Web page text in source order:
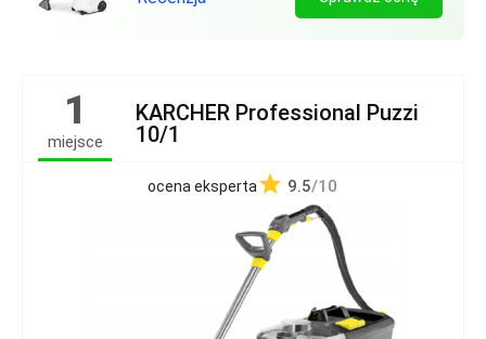
1
miejsce
KARCHER Professional Puzzi
10/1
ocena eksperta 9.5/10